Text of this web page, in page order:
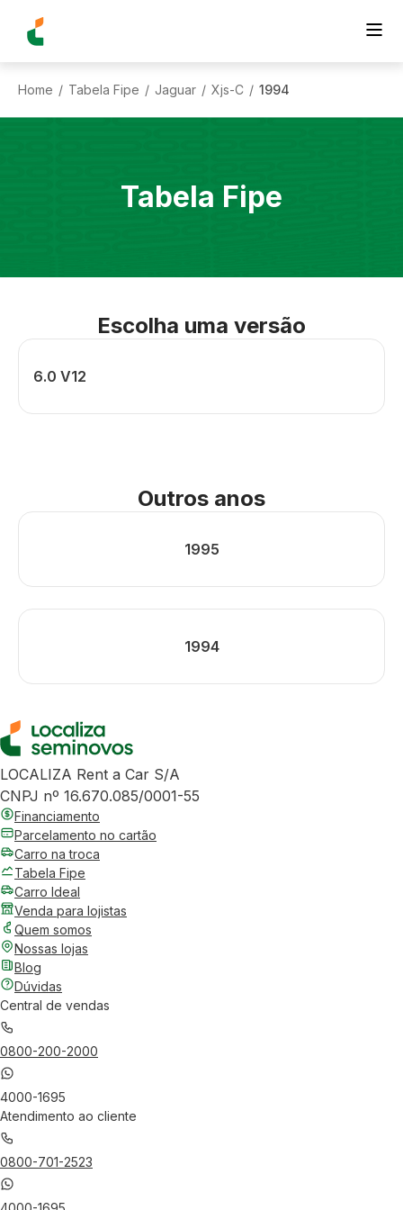
Home / Tabela Fipe / Jaguar / Xjs-C / 1994
Tabela Fipe
Escolha uma versão
6.0 V12
Outros anos
1995
1994
LOCALIZA Rent a Car S/A
CNPJ nº 16.670.085/0001-55
Financiamento
Parcelamento no cartão
Carro na troca
Tabela Fipe
Carro Ideal
Venda para lojistas
Quem somos
Nossas lojas
Blog
Dúvidas
Central de vendas
0800-200-2000
4000-1695
Atendimento ao cliente
0800-701-2523